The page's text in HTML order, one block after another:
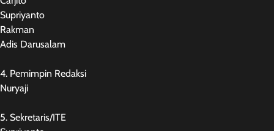
Supriyanto
Rakman
Adis Darusalam
4. Pemimpin Redaksi
Nuryaji
5. Sekretaris/ITE